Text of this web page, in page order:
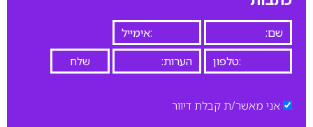
אני מאשר/ת קבלת דיוור